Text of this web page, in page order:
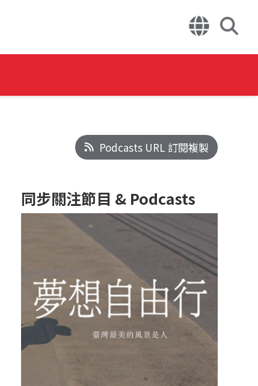
Podcasts URL 訂閱複製
同步關注節目 & Podcasts